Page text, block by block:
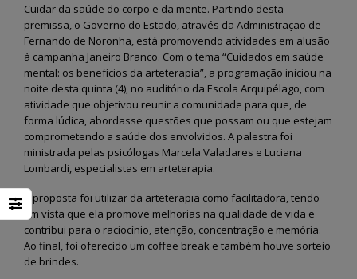
Cuidar da saúde do corpo e da mente. Partindo desta
premissa, o Governo do Estado, através da Administração de
Fernando de Noronha, está promovendo atividades em alusão
à campanha Janeiro Branco. Com o tema “Cuidados em saúde
mental: os benefícios da arteterapia”, a programação iniciou na
noite desta quinta (4), no auditório da Escola Arquipélago, com
atividade que objetivou reunir a comunidade para que, de
forma lúdica, abordasse questões que possam ou que estejam
comprometendo a saúde dos envolvidos. A palestra foi
ministrada pelas psicólogas Marcela Valadares e Luciana
Lombardi, especialistas em arteterapia.
A proposta foi utilizar da arteterapia como facilitadora, tendo
em vista que ela promove melhorias na qualidade de vida e
contribui para o raciocínio, atenção, concentração e memória.
Ao final, foi oferecido um coffee break e também houve sorteio
de brindes.